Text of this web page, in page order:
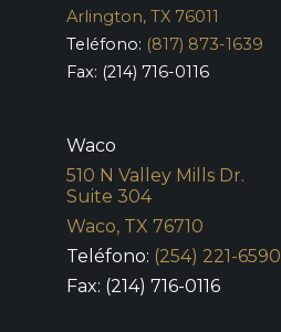
Arlington, TX 76011
Teléfono: (817) 873-1639
Fax: (214) 716-0116
Waco
510 N Valley Mills Dr.
Suite 304
Waco, TX 76710
Teléfono: (254) 221-6590
Fax: (214) 716-0116